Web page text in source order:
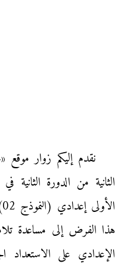
نقدم إليكم زوار
الثانية من الدورة الثانية
هذا الفرض إلى مساعدة
الإعدادي على الاستعداد